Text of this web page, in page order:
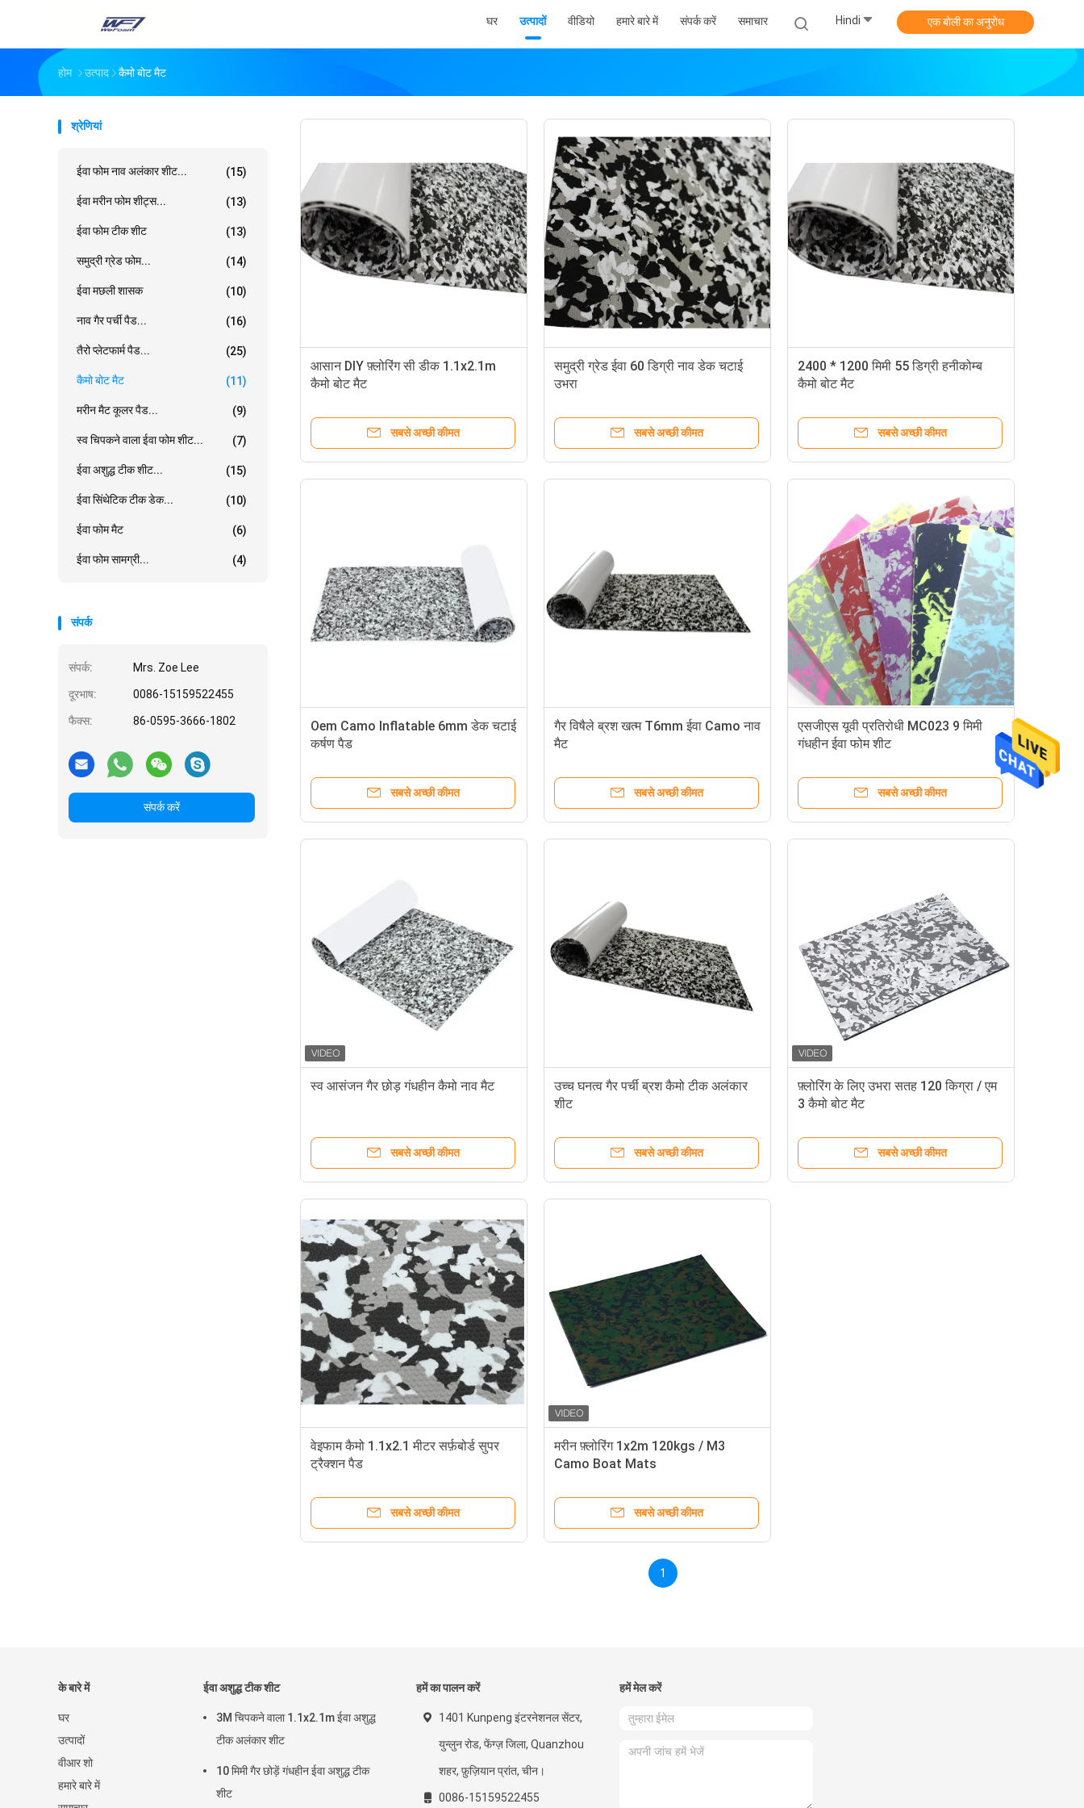
घर उत्पादों वीडियो हमारे बारे में संपर्क करें समाचार Hindi एक बोली का अनुरोध
होम उत्पाद कैमो बोट मैट
श्रेणियां
ईवा फोम नाव अलंकार शीट... (15)
ईवा मरीन फोम शीट्स... (13)
ईवा फोम टीक शीट (13)
समुद्री ग्रेड फोम... (14)
ईवा मछली शासक (10)
नाव गैर पर्ची पैड... (16)
तैरो प्लेटफार्म पैड... (25)
कैमो बोट मैट (11)
मरीन मैट कूलर पैड... (9)
स्व चिपकने वाला ईवा फोम शीट... (7)
ईवा अशुद्ध टीक शीट... (15)
ईवा सिंथेटिक टीक डेक... (10)
ईवा फोम मैट (6)
ईवा फोम सामग्री... (4)
संपर्क
संपर्क: Mrs. Zoe Lee
दूरभाष: 0086-15159522455
फैक्स: 86-0595-3666-1802
संपर्क करें
आसान DIY फ़्लोरिंग सी डीक 1.1x2.1m
कैमो बोट मैट
सबसे अच्छी कीमत
समुद्री ग्रेड ईवा 60 डिग्री नाव डेक चटाई
उभरा
सबसे अच्छी कीमत
2400 * 1200 मिमी 55 डिग्री हनीकोम्ब
कैमो बोट मैट
सबसे अच्छी कीमत
Oem Camo Inflatable 6mm डेक चटाई
कर्षण पैड
सबसे अच्छी कीमत
गैर विषैले ब्रश खत्म T6mm ईवा Camo नाव
मैट
सबसे अच्छी कीमत
एसजीएस यूवी प्रतिरोधी MC023 9 मिमी
गंधहीन ईवा फोम शीट
सबसे अच्छी कीमत
स्व आसंजन गैर छोड़ गंधहीन कैमो नाव मैट
सबसे अच्छी कीमत
उच्च घनत्व गैर पर्ची ब्रश कैमो टीक अलंकार
शीट
सबसे अच्छी कीमत
फ़्लोरिंग के लिए उभरा सतह 120 किग्रा / एम
3 कैमो बोट मैट
सबसे अच्छी कीमत
वेइफाम कैमो 1.1x2.1 मीटर सर्फ़बोर्ड सुपर
ट्रैक्शन पैड
सबसे अच्छी कीमत
मरीन फ़्लोरिंग 1x2m 120kgs / M3
Camo Boat Mats
सबसे अच्छी कीमत
1
के बारे में
घर
उत्पादों
वीआर शो
हमारे बारे में
ईवा अशुद्ध टीक शीट
3M चिपकने वाला 1.1x2.1m ईवा अशुद्ध
टीक अलंकार शीट
10 मिमी गैर छोड़ें गंधहीन ईवा अशुद्ध टीक
शीट
हमें का पालन करें
1401 Kunpeng इंटरनेशनल सेंटर,
युन्लुन रोड, फेंग्ज़ जिला, Quanzhou
शहर, फ़ुज़ियान प्रांत, चीन।
0086-15159522455
हमें मेल करें